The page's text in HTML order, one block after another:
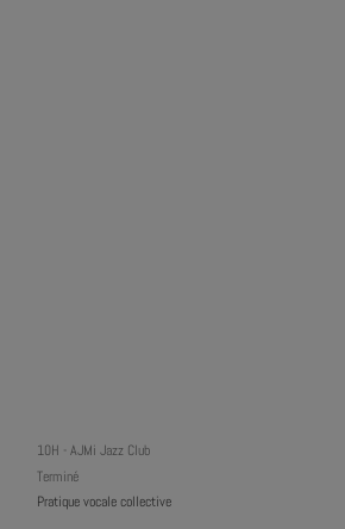
10H - AJMi Jazz Club
Terminé
Pratique vocale collective